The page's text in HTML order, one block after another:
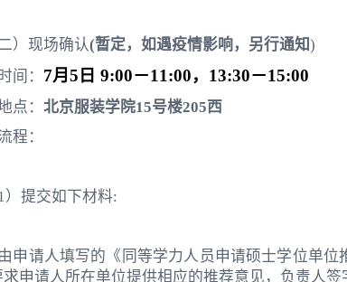
二）现场确认(暂定，如遇疫情影响，另行通知)
间： 7月5 日 9:00－11:00， 13:30－15:00
点：北京服装学院15号楼205西
程：
1）提交如下材料:
申请人填写的《同等学力人员申请硕士学位单位
申请人所在单位提供相应的推荐意见，负责人签